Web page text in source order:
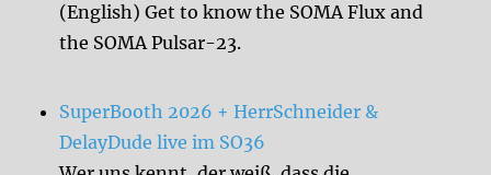
(English) Get to know the SOMA Flux and
the SOMA Pulsar-23.
SuperBooth 2026 + HerrSchneider &
DelayDude live im SO36